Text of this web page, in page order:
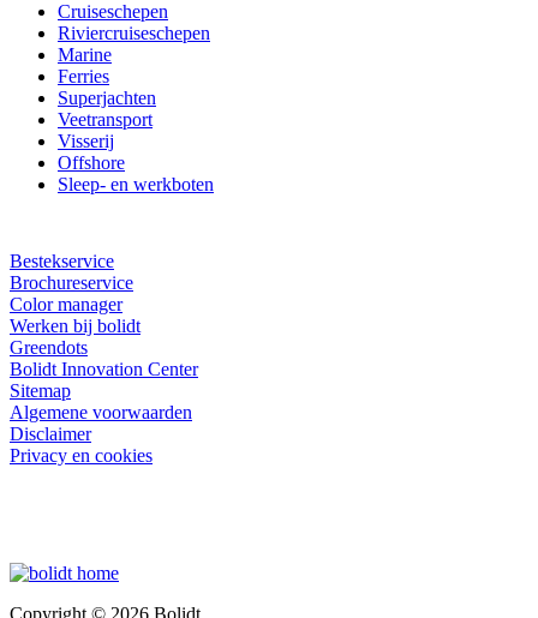
Cruiseschepen
Riviercruiseschepen
Marine
Ferries
Superjachten
Veetransport
Visserij
Offshore
Sleep- en werkboten
Bestekservice
Brochureservice
Color manager
Werken bij bolidt
Greendots
Bolidt Innovation Center
Sitemap
Algemene voorwaarden
Disclaimer
Privacy en cookies
Copyright © 2026 Bolidt